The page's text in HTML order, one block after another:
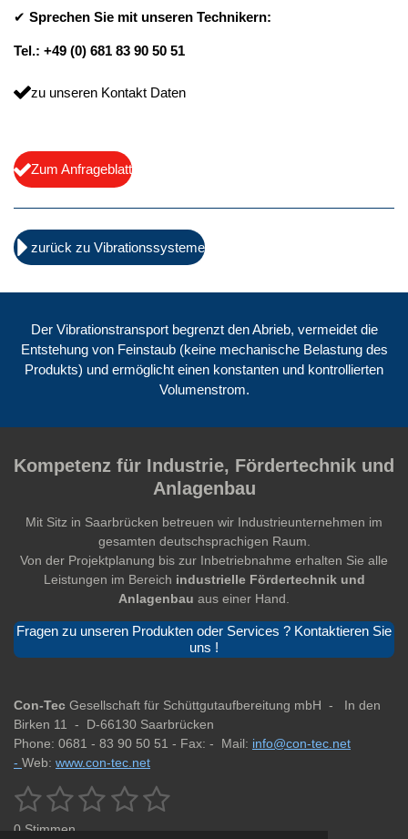
✔ Sprechen Sie mit unseren Technikern:
Tel.: +49 (0) 681 83 90 50 51
zu unseren Kontakt Daten
Zum Anfrageblatt
zurück zu Vibrationssysteme
Der Vibrationstransport begrenzt den Abrieb, vermeidet die
Entstehung von Feinstaub (keine mechanische Belastung des
Produkts) und ermöglicht einen konstanten und kontrollierten
Volumenstrom.
Kompetenz für Industrie, Fördertechnik und
Anlagenbau
Mit Sitz in Saarbrücken betreuen wir Industrieunternehmen im
gesamten deutschsprachigen Raum.
Von der Projektplanung bis zur Inbetriebnahme erhalten Sie alle
Leistungen im Bereich industrielle Fördertechnik und
Anlagenbau aus einer Hand.
Fragen zu unseren Produkten oder Services ? Kontaktieren Sie
uns !
Con-Tec Gesellschaft für Schüttgutaufbereitung mbH - In den
Birken 11 - D-66130 Saarbrücken
Phone: 0681 - 83 90 50 51 - Fax: - Mail: info@con-tec.net
- Web: www.con-tec.net
B
e
w
1
S
2
S
3 4 5
0 Stimmen